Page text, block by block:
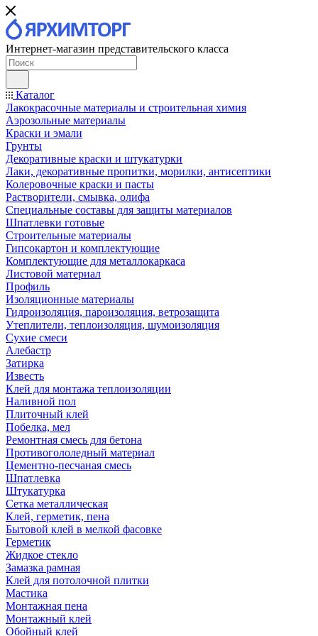
Интернет-магазин представительского класса
Каталог
Лакокрасочные материалы и строительная химия
Аэрозольные материалы
Краски и эмали
Грунты
Декоративные краски и штукатурки
Лаки, декоративные пропитки, морилки, антисептики
Колеровочные краски и пасты
Растворители, смывка, олифа
Специальные составы для защиты материалов
Шпатлевки готовые
Строительные материалы
Гипсокартон и комплектующие
Комплектующие для металлокаркаса
Листовой материал
Профиль
Изоляционные материалы
Гидроизоляция, пароизоляция, ветрозащита
Утеплители, теплоизоляция, шумоизоляция
Сухие смеси
Алебастр
Затирка
Известь
Клей для монтажа теплоизоляции
Наливной пол
Плиточный клей
Побелка, мел
Ремонтная смесь для бетона
Противогололедный материал
Цементно-песчаная смесь
Шпатлевка
Штукатурка
Сетка металлическая
Клей, герметик, пена
Бытовой клей в мелкой фасовке
Герметик
Жидкое стекло
Замазка рамная
Клей для потолочной плитки
Мастика
Монтажная пена
Монтажный клей
Обойный клей